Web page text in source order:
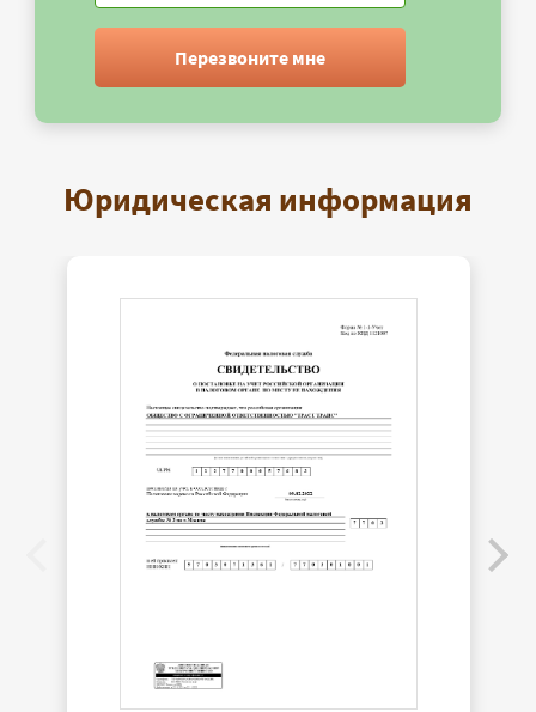
Перезвоните мне
Юридическая информация